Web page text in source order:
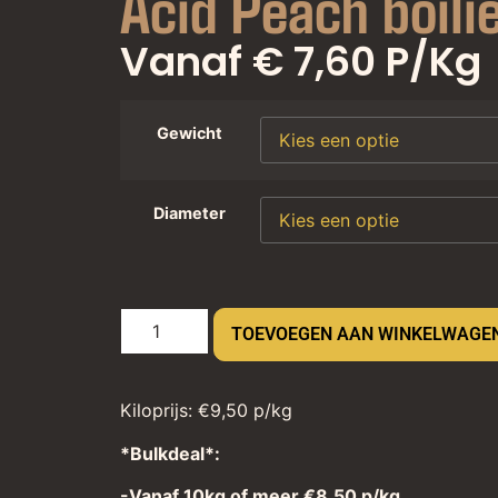
Vanaf € 7,60 P/kg
Gewicht
Diameter
TOEVOEGEN AAN
Kiloprijs: €9,50 p/kg
*Bulkdeal*: